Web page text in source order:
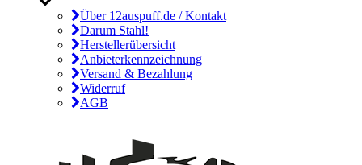
Über 12auspuff.de / Kontakt
Darum Stahl!
Herstellerübersicht
Anbieterkennzeichnung
Versand & Bezahlung
Widerruf
AGB